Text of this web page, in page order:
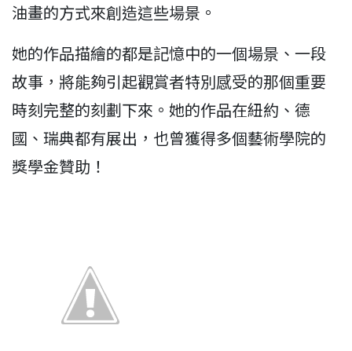
油畫的方式來創造這些場景。
她的作品描繪的都是記憶中的一個場景、一段
故事，將能夠引起觀賞者特別感受的那個重要
時刻完整的刻劃下來。她的作品在紐約、德
國、瑞典都有展出，也曾獲得多個藝術學院的
獎學金贊助！